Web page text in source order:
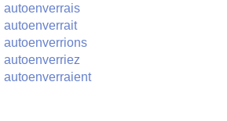
autoenverrais
autoenverrait
autoenverrions
autoenverriez
autoenverraient